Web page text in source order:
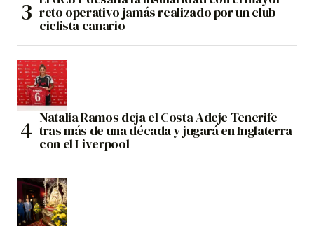
reto operativo jamás realizado por un club
ciclista canario
Natalia Ramos deja el Costa Adeje Tenerife
tras más de una década y jugará en Inglaterra
con el Liverpool